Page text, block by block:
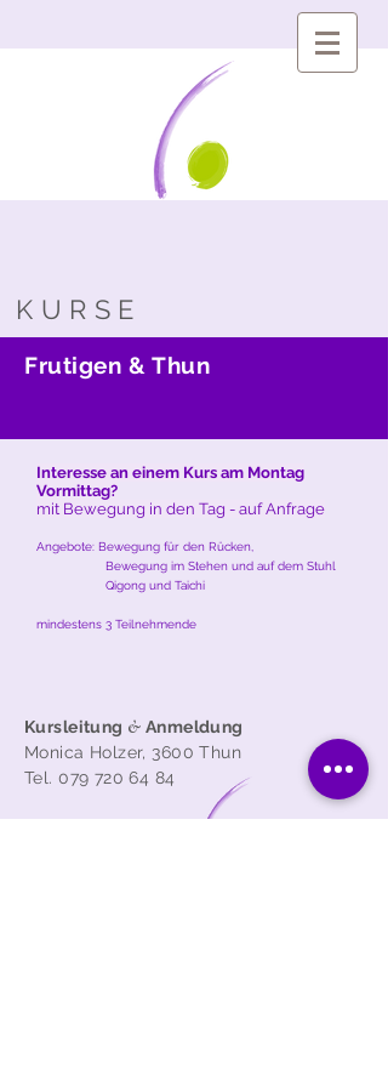
KURSE
Frutigen & Thun
Interesse an einem Kurs am Montag
Vormittag?
mit Bewegung in den Tag - auf Anfrage
Angebote: Bewegung für den Rücken,
Bewegung im Stehen und auf dem Stuhl
Qigong und Taichi
mindestens 3 Teilnehmende
Kursleitung & Anmeldung
Monica Holzer, 3600 Thun
Tel.079 720 64 84